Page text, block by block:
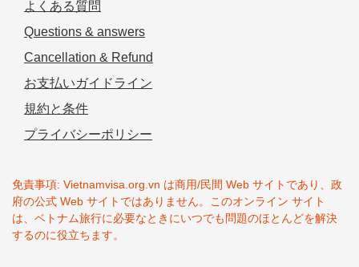
よくある質問
Questions & answers
Cancellation & Refund
お支払いガイドライン
規約と条件
プライバシーポリシー
免責事項: Vietnamvisa.org.vn は商用/民間 Web サイトであり、政
府の公式 Web サイトではありません。このオンライン サイト
は、ベトナム旅行に必要なときにいつでも問題のほとんどを解決
するのに役立ちます。